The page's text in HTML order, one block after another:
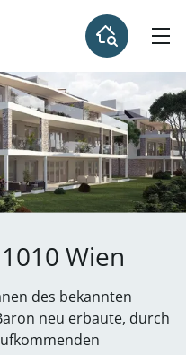
Wien
des bekannten
neu erbaute, durch